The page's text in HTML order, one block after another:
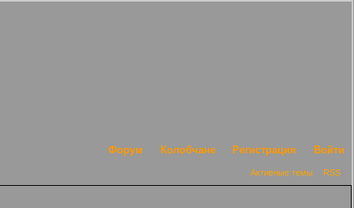
Форум Колобчане Регистрация Войти
Активные темы RSS